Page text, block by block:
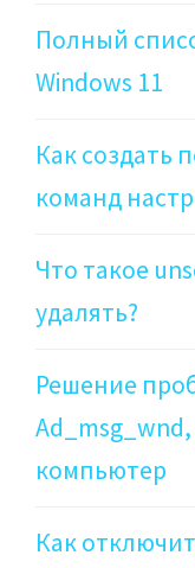
Полный
Windows 11
Как создать
команд
Что такое
удалять?
Решение
компьютер
Как